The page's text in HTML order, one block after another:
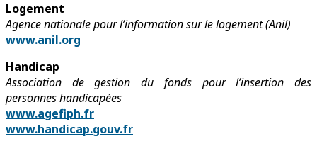
Logement
Agence nationale pour l’information sur le logement (Anil)
www.anil.org
Handicap
Association de gestion du fonds pour l’insertion des
personnes handicapées
www.agefiph.fr
www.handicap.gouv.fr